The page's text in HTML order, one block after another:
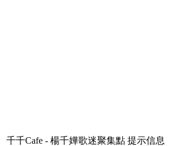
千千Cafe - 楊千嬅歌迷聚集點 提示信息